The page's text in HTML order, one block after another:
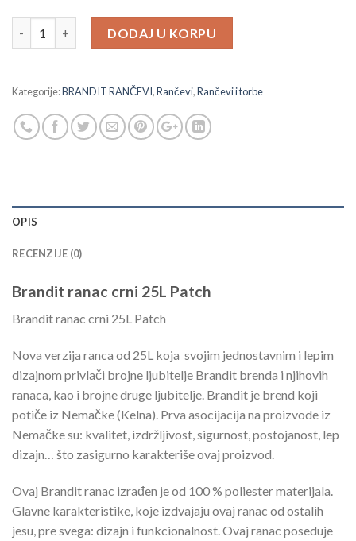
DODAJ U KORPU
Kategorije:BRANDIT RANČEVI,Rančevi,Rančevi i torbe
OPIS
RECENZIJE (0)
Brandit ranac crni 25L Patch
Brandit ranac crni 25L Patch
Nova verzija ranca od 25L koja svojim jednostavnim i lepim
dizajnom privlači brojne ljubitelje Brandit brenda i njihovih
ranaca, kao i brojne druge ljubitelje. Brandit je brend koji
potiče iz Nemačke (Kelna). Prva asocijacija na proizvode iz
Nemačke su: kvalitet, izdržljivost, sigurnost, postojanost, lep
dizajn… što zasigurno karakteriše ovaj proizvod.
Ovaj Brandit ranac izrađen je od 100 % poliester materijala.
Glavne karakteristike, koje izdvajaju ovaj ranac od ostalih
jesu, pre svega: dizajn i funkcionalnost. Ovaj ranac poseduje